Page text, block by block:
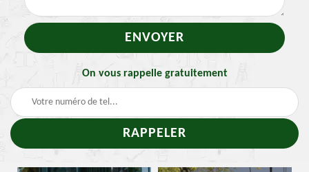
On vous rappelle gratuitement